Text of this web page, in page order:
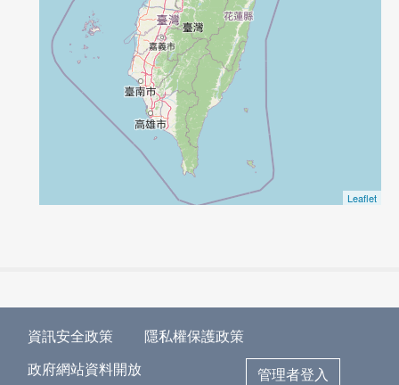
Leaflet
資訊安全政策
隱私權保護政策
政府網站資料開放
管理者登入